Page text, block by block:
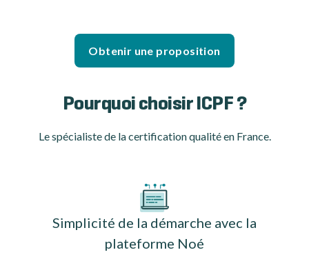
Obtenir une proposition
Pourquoi choisir ICPF ?
Le spécialiste de la certification qualité en France.
Simplicité de la démarche avec la
plateforme Noé